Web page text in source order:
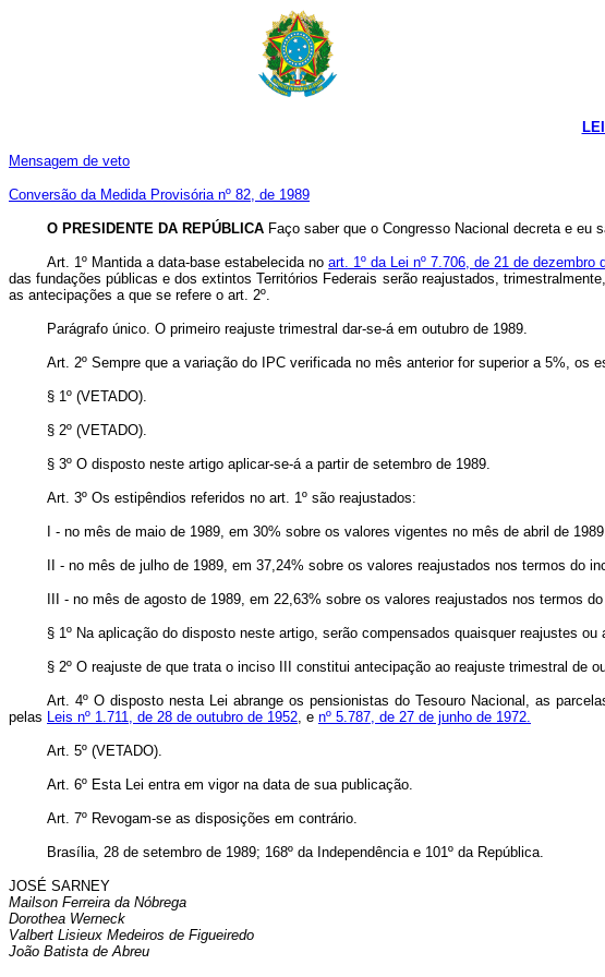
Mensagem de veto
Conversão da Medida Provisória nº 82, de 1989
O PRESIDENTE DA REPÚBLICA Faço saber que o Congresso Nacional decreta e eu
Art. 1º Mantida a data-base estabelecida noart. 1º da Lei nº 7.706, de 21 de dezembro
das fundações públicas e dos extintos Territórios Federais serão reajustados,
as antecipações a que se refere o art. 2º.
Parágrafo único. O primeiro reajuste trimestral dar-se-á em outubro de 1989.
Art. 2º Sempre que a variação do IPC verificada no mês anterior for superior a 5%,
§ 1º (VETADO).
§ 2º (VETADO).
§ 3º O disposto neste artigo aplicar-se-á a partir de setembro de 1989.
Art. 3º Os estipêndios referidos no art. 1º são reajustados:
I - no mês de maio de 1989, em 30% sobre os valores vigentes no mês de abril de
II - no mês de julho de 1989, em 37,24% sobre os valores reajustados nos termos do
III - no mês de agosto de 1989, em 22,63% sobre os valores reajustados nos termos
§ 1º Na aplicação do disposto neste artigo, serão compensados quaisquer reajustes
§ 2º O reajuste de que trata o inciso III constitui antecipação ao reajuste trimestral de
Art. 4º O disposto nesta Lei abrange os pensionistas do Tesouro Nacional, as
pelas Leis nº 1.711, de 28 de outubro de 1952, e nº 5.787, de 27 de junho de 1972.
Art. 5º (VETADO).
Art. 6º Esta Lei entra em vigor na data de sua publicação.
Art. 7º Revogam-se as disposições em contrário.
Brasília, 28 de setembro de 1989; 168º da Independência e 101º da República.
JOSÉ SARNEY
Mailson Ferreira da Nóbrega
Dorothea Werneck
Valbert Lisieux Medeiros de Figueiredo
João Batista de Abreu